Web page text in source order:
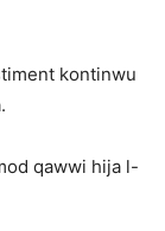
kontinwu
qawwi hija l-